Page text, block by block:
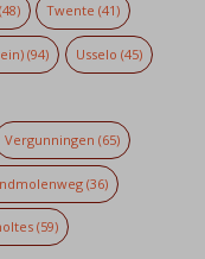
Twente (41)
(94) Usselo (45)
Vergunningen (65)
(36)
(59)